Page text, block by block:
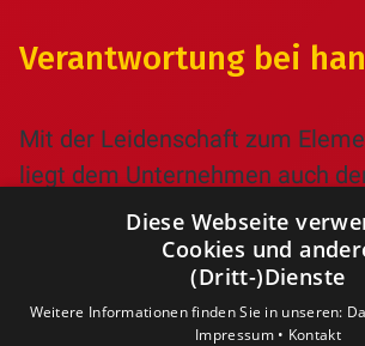
Verantwortung bei
Mit der Leidenschaft zum
liegt dem Unternehmen auch
verantwortungsvolle Umgang
wertvollen Ressource am
Gerade die EcoSmart
bei, den Wasserverbrauch zu
Diese Webseite
Cookies und
(Dritt-)Dienste
Weitere Informationen finden Sie in unseren:
Impressum • Kontakt